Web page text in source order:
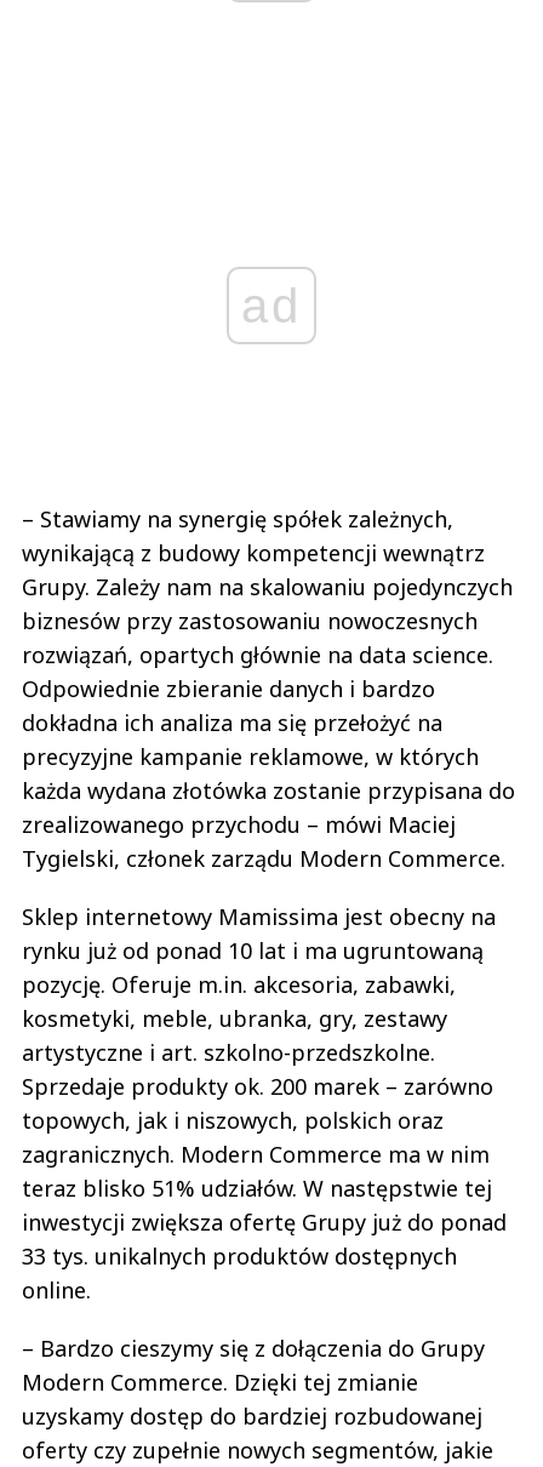
ad
– Stawiamy na synergię spółek zależnych,
wynikającą z budowy kompetencji wewnątrz
Grupy. Zależy nam na skalowaniu pojedynczych
biznesów przy zastosowaniu nowoczesnych
rozwiązań, opartych głównie na data science.
Odpowiednie zbieranie danych i bardzo
dokładna ich analiza ma się przełożyć na
precyzyjne kampanie reklamowe, w których
każda wydana złotówka zostanie przypisana do
zrealizowanego przychodu – mówi Maciej
Tygielski, członek zarządu Modern Commerce.
Sklep internetowy Mamissima jest obecny na
rynku już od ponad 10 lat i ma ugruntowaną
pozycję. Oferuje m.in. akcesoria, zabawki,
kosmetyki, meble, ubranka, gry, zestawy
artystyczne i art. szkolno-przedszkolne.
Sprzedaje produkty ok. 200 marek – zarówno
topowych, jak i niszowych, polskich oraz
zagranicznych. Modern Commerce ma w nim
teraz blisko 51% udziałów. W następstwie tej
inwestycji zwiększa ofertę Grupy już do ponad
33 tys. unikalnych produktów dostępnych
online.
– Bardzo cieszymy się z dołączenia do Grupy
Modern Commerce. Dzięki tej zmianie
uzyskamy dostęp do bardziej rozbudowanej
oferty czy zupełnie nowych segmentów, jakie